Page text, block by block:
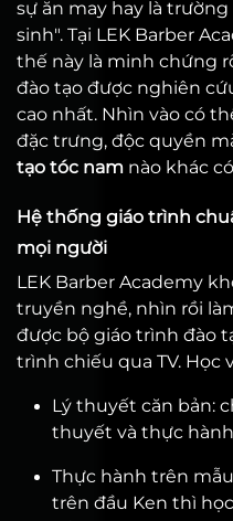
sự ăn may hay là
sinh". Tại LEK Barber
thế này là minh chứng
đào tạo được nghiên
cao nhất. Nhìn vào có
đặc trưng, độc quyền
tạo tóc nam nào khác
Hệ thống giáo trình
mọi người
LEK Barber Academy
truyền nghề, nhìn rồi
được bộ giáo trình đào
trình chiếu qua TV. Học
Lý thuyết căn bản:
thuyết và thực
Thực hành trên
trên đầu Ken thì